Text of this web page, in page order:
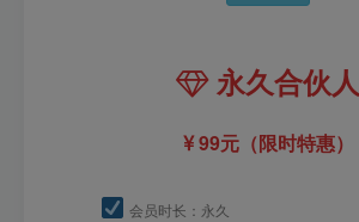
永久合伙人
99元（限时特惠）
会员时长：永久